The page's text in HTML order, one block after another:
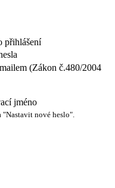
přihlášení
(Zákon č.480/2004
jméno
nové heslo".